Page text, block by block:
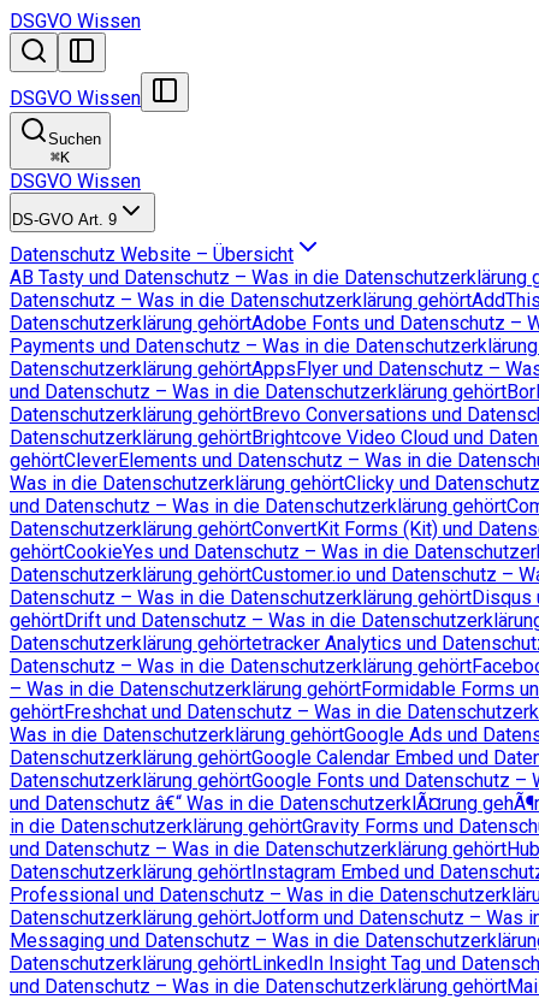
DSGVO Wissen
DSGVO Wissen
Suchen
⌘K
DSGVO Wissen
DS-GVO Art. 9
Datenschutz Website – Übersicht
AB Tasty und Datenschutz – Was in die Datenschutzerklärung
Datenschutz – Was in die Datenschutzerklärung gehört
Datenschutzerklärung gehörtAdobe Fonts und Datenschutz –
Payments und Datenschutz – Was in die
Datenschutzerklärung gehörtAppsFlyer und Datenschutz –
und Datenschutz – Was in die Datenschutzerklärung gehört
Datenschutzerklärung gehörtBrevo Conversations und
Datenschutzerklärung gehörtBrightcove Video Cloud und
gehörtCleverElements und Datenschutz – Was in die
Was in die Datenschutzerklärung gehörtClicky und
und Datenschutz – Was in die Datenschutzerklärung gehört
Datenschutzerklärung gehörtConvertKit Forms (Kit) und
gehörtCookieYes und Datenschutz – Was in die
Datenschutzerklärung gehörtCustomer.io und Datenschutz –
Datenschutz – Was in die Datenschutzerklärung gehörtDisqus
gehörtDrift und Datenschutz – Was in die
Datenschutzerklärung gehörtetracker Analytics und
Datenschutz – Was in die Datenschutzerklärung gehört
– Was in die Datenschutzerklärung gehörtFormidable Forms
gehörtFreshchat und Datenschutz – Was in die
Was in die Datenschutzerklärung gehörtGoogle Ads und
Datenschutzerklärung gehörtGoogle Calendar Embed und
Datenschutzerklärung gehörtGoogle Fonts und Datenschutz –
und Datenschutz â€“ Was in die DatenschutzerklÃ¤rung
in die Datenschutzerklärung gehörtGravity Forms und
und Datenschutz – Was in die Datenschutzerklärung gehört
Datenschutzerklärung gehörtInstagram Embed und
Professional und Datenschutz – Was in die
Datenschutzerklärung gehörtJotform und Datenschutz – Was
Messaging und Datenschutz – Was in die
Datenschutzerklärung gehörtLinkedIn Insight Tag und
und Datenschutz – Was in die Datenschutzerklärung gehört